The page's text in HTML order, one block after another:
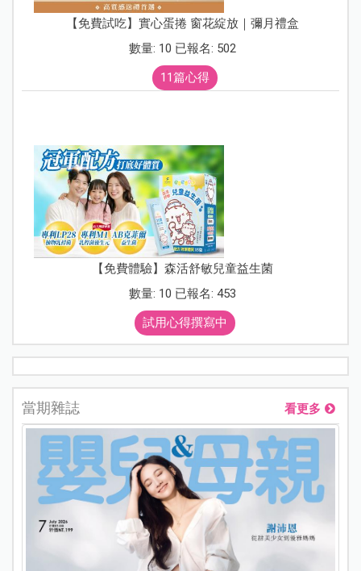
【免費試吃】實心蛋捲 窗花綻放｜彌月禮盒
數量: 10 已報名: 502
11篇心得
【免費體驗】森活舒敏兒童益生菌
數量: 10 已報名: 453
試用心得撰寫中
當期雜誌 看更多